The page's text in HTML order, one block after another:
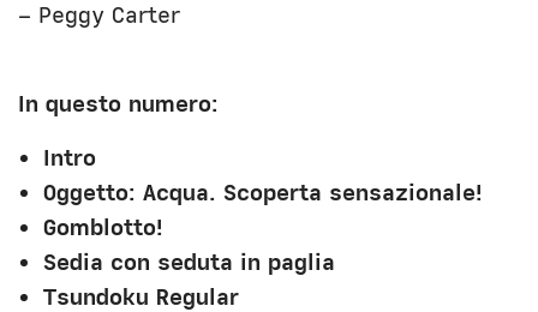
– Peggy Carter
In questo numero:
Intro
Oggetto: Acqua. Scoperta sensazionale!
Gomblotto!
Sedia con seduta in paglia
Tsundoku Regular